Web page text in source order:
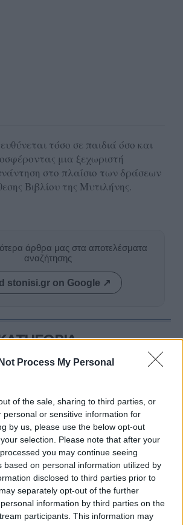
Process My Personal
of the sale, sharing to third parties, or
personal or sensitive information for
by us, please use the below opt-out
selection. Please note that after your
you may continue seeing
based on personal information utilized by
disclosed to third parties prior to
separately opt-out of the further
information by third parties on the
participants. This information may
τόσο σε παιδιά όσο και
μια ξεχωριστή
στο πλαίσιο των δράσεων
Βιβλίου της Μυτιλήνης.
άρθρα μας στα αποτελέσματα
αναζήτησης
stonisi.gr on Google ↗
διέσωσε τη
τη ζωή
του Σίμου
Αγιάσο και τη
Αλεξάνδρεια
το
της
της Γιάννας